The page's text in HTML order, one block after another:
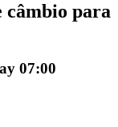
de copy trading
câmbio para
07:00